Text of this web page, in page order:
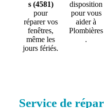
s (4581)
pour
réparer vos
fenêtres,
même les
jours fériés.
disposition
pour vous
aider à
Plombières
.
Service de